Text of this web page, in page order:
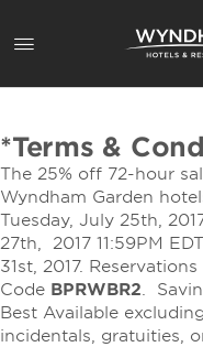
*Terms &
The 25% off 72-hour
Wyndham Garden
Tuesday, July 25th,
27th, 2017 11:59PM
31st, 2017.
Code BPRWBR2.
Best Available
incidentals, gratuities,